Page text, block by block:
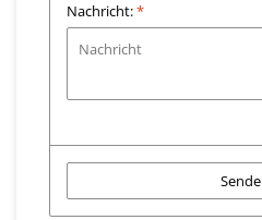
Nachricht:*